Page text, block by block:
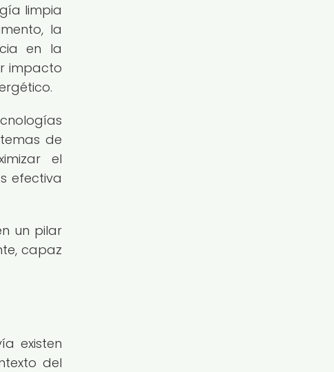
limpia
la
en la
impacto
de
el
efectiva
un pilar
capaz
existen
del